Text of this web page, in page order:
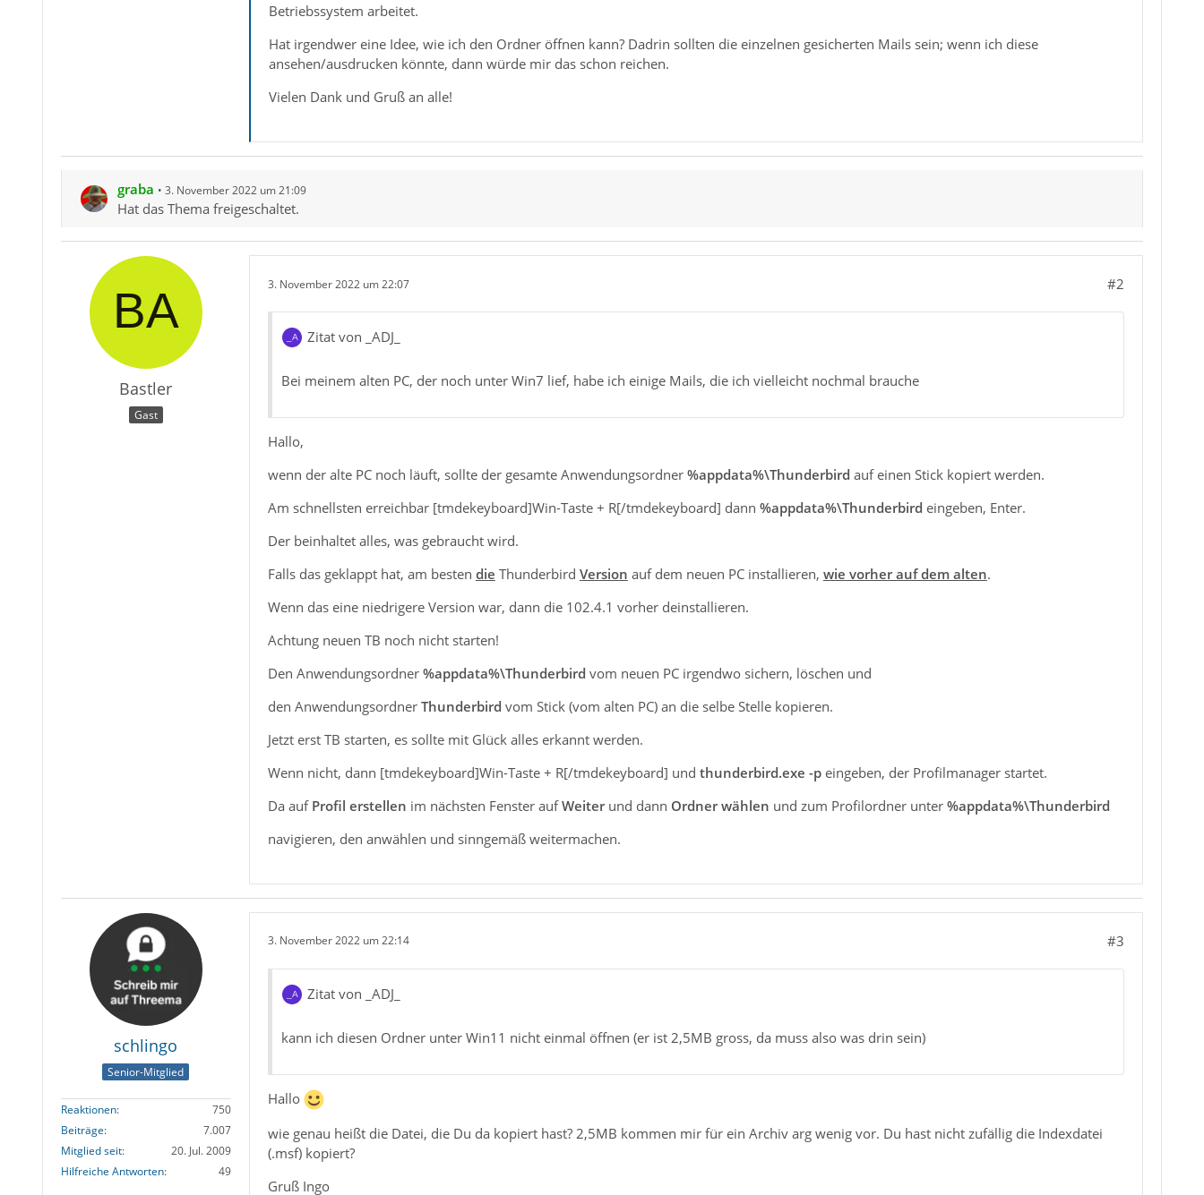
Betriebssystem arbeitet.
Hat irgendwer eine Idee, wie ich den Ordner öffnen kann? Dadrin sollten die einzelnen gesicherten Mails sein; wenn ich diese
ansehen/ausdrucken könnte, dann würde mir das schon reichen.
Vielen Dank und Gruß an alle!
graba 3. November 2022 um 21:09
Hat das Thema freigeschaltet.
Bastler
Gast
3. November 2022 um 22:07 #2
Zitat von _ADJ_
Bei meinem alten PC, der noch unter Win7 lief, habe ich einige Mails, die ich vielleicht nochmal brauche
Hallo,
wenn der alte PC noch läuft, sollte der gesamte Anwendungsordner %appdata%\Thunderbird auf einen Stick kopiert werden.
Am schnellsten erreichbar [tmdekeyboard]Win-Taste + R[/tmdekeyboard] dann %appdata%\Thunderbird eingeben, Enter.
Der beinhaltet alles, was gebraucht wird.
Falls das geklappt hat, am besten die Thunderbird Version auf dem neuen PC installieren, wie vorher auf dem alten.
Wenn das eine niedrigere Version war, dann die 102.4.1 vorher deinstallieren.
Achtung neuen TB noch nicht starten!
Den Anwendungsordner %appdata%\Thunderbird vom neuen PC irgendwo sichern, löschen und
den Anwendungsordner Thunderbird vom Stick (vom alten PC) an die selbe Stelle kopieren.
Jetzt erst TB starten, es sollte mit Glück alles erkannt werden.
Wenn nicht, dann [tmdekeyboard]Win-Taste + R[/tmdekeyboard] und thunderbird.exe -peingeben, der Profilmanager startet.
Da auf Profil erstellen im nächsten Fenster aufWeiterund dann Ordner wählen und zum Profilordner unter %appdata%\Thunderbird
navigieren, den anwählen und sinngemäß weitermachen.
schlingo
Senior-Mitglied
Reaktionen
750
Beiträge
7.007
Mitglied seit
20. Jul. 2009
Hilfreiche Antworten
49
3. November 2022 um 22:14 #3
Zitat von _ADJ_
kann ich diesen Ordner unter Win11 nicht einmal öffnen (er ist 2,5MB gross, da muss also was drin sein)
Hallo
wie genau heißt die Datei, die Du da kopiert hast? 2,5MB kommen mir für ein Archiv arg wenig vor. Du hast nicht zufällig die Indexdatei
(.msf) kopiert?
Gruß Ingo